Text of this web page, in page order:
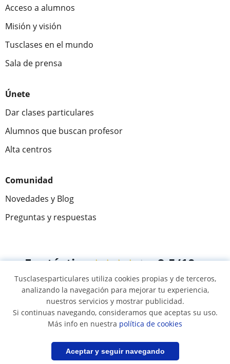
Guardar búsqueda
Acceso a alumnos
Misión y visión
Tusclases en el mundo
Sala de prensa
Únete
Dar clases particulares
Alumnos que buscan profesor
Alta centros
Comunidad
Novedades y Blog
Preguntas y respuestas
Fantástica★★★★★ 9,5/10
305826 opiniones de alumnos
© 2007 - 2026 Tus clases particulares
Mapa web:Profesores particulares
Tusclasesparticulares utiliza cookies propias y de terceros,
analizando la navegación para mejorar tu experiencia,
nuestros servicios y mostrar publicidad.
Si continuas navegando, consideramos que aceptas su uso.
Más info en nuestra política de cookies
Aceptar y seguir navegando